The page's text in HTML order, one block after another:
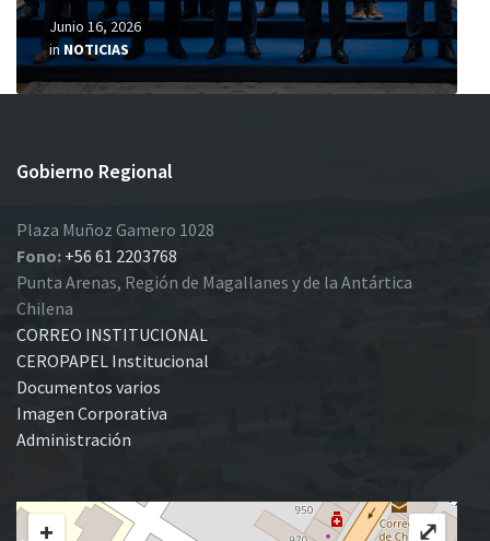
Junio 16, 2026
in NOTICIAS
Gobierno Regional
Plaza Muñoz Gamero 1028
Fono: +56 61 2203768
Punta Arenas, Región de Magallanes y de la Antártica
Chilena
CORREO INSTITUCIONAL
CEROPAPEL Institucional
Documentos varios
Imagen Corporativa
Administración
+
⤢